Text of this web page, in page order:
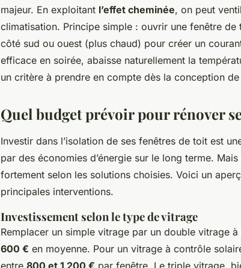
majeur. En exploitant l’effet cheminée, on peut
climatisation. Principe simple : ouvrir une fenêtre
côté sud ou ouest (plus chaud) pour créer un
efficace en soirée, abaisse naturellement la
un critère à prendre en compte dès la conception de
Quel budget prévoir pour rénover
Investir dans l’isolation de ses fenêtres de toit est
par des économies d’énergie sur le long terme.
fortement selon les solutions choisies. Voici un
principales interventions.
Investissement selon le type de vitrage
Remplacer un simple vitrage par un double vitrage
600 € en moyenne. Pour un vitrage à contrôle